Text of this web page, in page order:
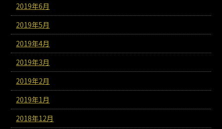
2019年6月
2019年5月
2019年4月
2019年3月
2019年2月
2019年1月
2018年12月